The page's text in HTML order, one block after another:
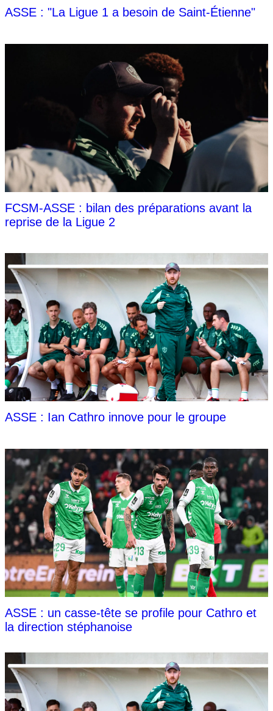
ASSE : "La Ligue 1 a besoin de Saint-Étienne"
FCSM-ASSE : bilan des préparations avant la
reprise de la Ligue 2
ASSE : Ian Cathro innove pour le groupe
ASSE : un casse-tête se profile pour Cathro et
la direction stéphanoise